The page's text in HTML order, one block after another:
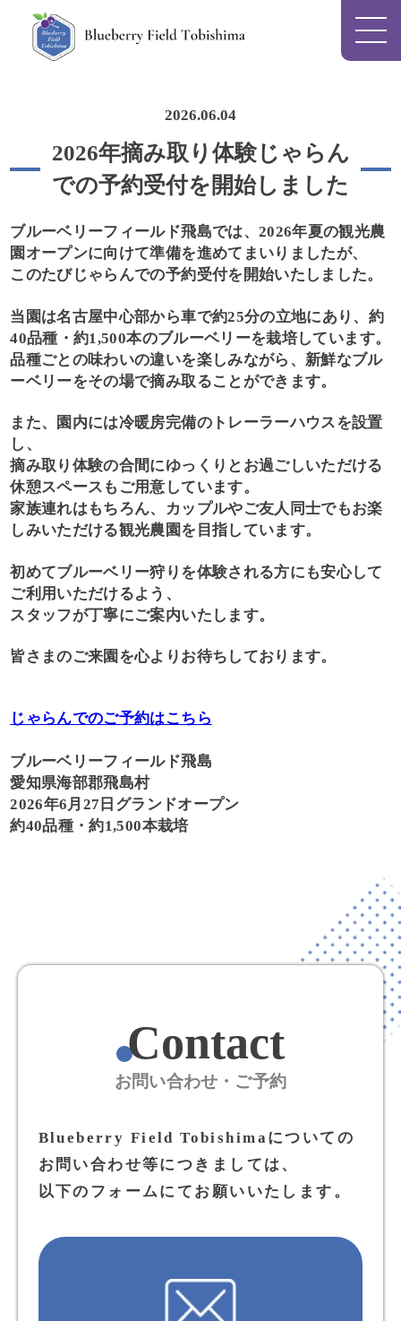
Blueberry Field
2026.06.04
2026年摘み取り体験じゃらん
での予約受付を開始しました
ブルーベリーフィールド飛島では、2026年夏の観光農
園オープンに向けて準備を進めてまいりましたが、
このたびじゃらんでの予約受付を開始いたしました。
当園は名古屋中心部から車で約25分の立地にあり、約
40品種・約1,500本のブルーベリーを栽培しています。
品種ごとの味わいの違いを楽しみながら、新鮮なブル
ーベリーをその場で摘み取ることができます。
また、園内には冷暖房完備のトレーラーハウスを設置
し、
摘み取り体験の合間にゆっくりとお過ごしいただける
休憩スペースもご用意しています。
家族連れはもちろん、カップルやご友人同士でもお楽
しみいただける観光農園を目指しています。
初めてブルーベリー狩りを体験される方にも安心して
ご利用いただけるよう、
スタッフが丁寧にご案内いたします。
皆さまのご来園を心よりお待ちしております。
じゃらんでのご予約はこちら
ブルーベリーフィールド飛島
愛知県海部郡飛島村
2026年6月27日グランドオープン
約40品種・約1,500本栽培
Contact
お問い合わせ・ご予約
Blueberry Field Tobishimaについての
お問い合わせ等につきましては、
以下のフォームにてお願いいたします。